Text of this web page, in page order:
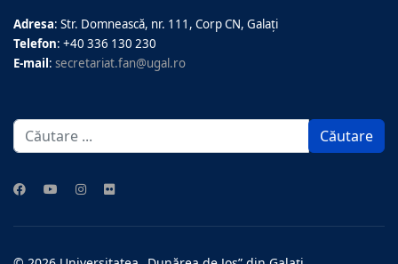
Adresa: Str. Domnească, nr. 111, Corp CN, Galați
Telefon: +40 336 130 230
E-mail: secretariat.fan@ugal.ro
Căutare
...
Căutare